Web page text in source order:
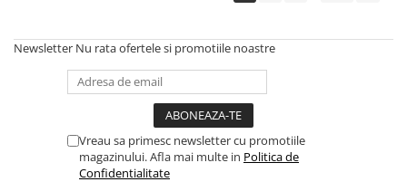
Romane și literatură
Clasici români și universali
Thriller și mister
Young adult
Newsletter Nu rata ofertele si promotiile noastre
Vreau sa primesc newsletter cu promotiile
magazinului. Afla mai multe in Politica de
Confidentialitate